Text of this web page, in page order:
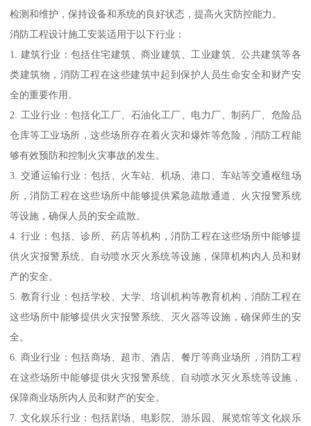
检测和维护，保持设备和系统的良好状态，提高火灾防控能力。
消防工程设计施工安装适用于以下行业：
1. 建筑行业：包括住宅建筑、商业建筑、工业建筑、公共建筑等各
类建筑物，消防工程在这些建筑中起到保护人员生命安全和财产安
全的重要作用。
2. 工业行业：包括化工厂、石油化工厂、电力厂、制药厂、危险品
仓库等工业场所，这些场所存在着火灾和爆炸等危险，消防工程能
够有效预防和控制火灾事故的发生。
3. 交通运输行业：包括、火车站、机场、港口、车站等交通枢纽场
所，消防工程在这些场所中能够提供紧急疏散通道、火灾报警系统
等设施，确保人员的安全疏散。
4. 行业：包括、诊所、药店等机构，消防工程在这些场所中能够提
供火灾报警系统、自动喷水灭火系统等设施，保障机构内人员和财
产的安全。
5. 教育行业：包括学校、大学、培训机构等教育机构，消防工程在
这些场所中能够提供火灾报警系统、灭火器等设施，确保师生的安
全。
6. 商业行业：包括商场、超市、酒店、餐厅等商业场所，消防工程
在这些场所中能够提供火灾报警系统、自动喷水灭火系统等设施，
保障商业场所内人员和财产的安全。
7. 文化娱乐行业：包括剧场、电影院、游乐园、展览馆等文化娱乐